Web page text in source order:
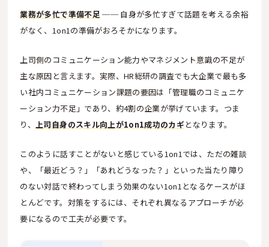
業務が多忙で準備不足 ── 自身が多忙すぎて話題を考える余裕
がなく、1on1の準備がおろそかになります。
上司側のコミュニケーション能力やマネジメント意識の不足が
主な原因と言えます。実際、HR総研の調査でも大企業で最も多
い社内コミュニケーション課題の要因は「管理職のコミュニケ
ーション力不足」であり、約4割の企業が挙げています。つま
り、
上司自身のスキル向上が1on1成功のカギとなります。
このように話すことがないと感じている1on1では、ただの雑談
や、「最近どう？」「あれどうなった？」といった当たり障り
のない対話で終わってしまう効果のない1on1となるケースがほ
とんどです。対策をするには、それぞれ異なるアプローチが必
要になるので工夫が必要です。